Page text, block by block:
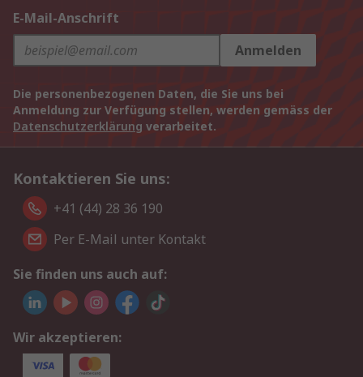
E-Mail-Anschrift
Anmelden
Die personenbezogenen Daten, die Sie uns bei
Anmeldung zur Verfügung stellen, werden gemäss der
Datenschutzerklärung verarbeitet.
Kontaktieren Sie uns:
+41 (44) 28 36 190
Per E-Mail unter Kontakt
Sie finden uns auch auf:
Wir akzeptieren: